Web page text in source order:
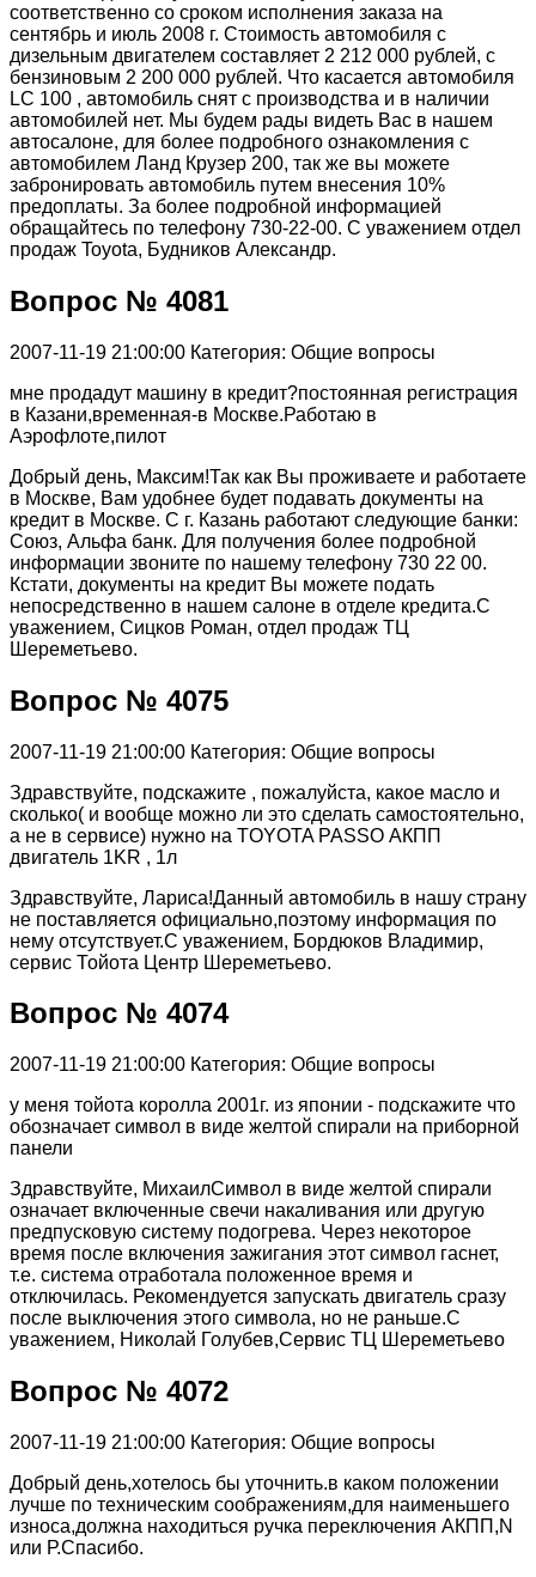
соответственно со сроком исполнения заказа на
сентябрь и июль 2008 г. Стоимость автомобиля с
дизельным двигателем составляет 2 212 000 рублей, с
бензиновым 2 200 000 рублей. Что касается автомобиля
LC 100 , автомобиль снят с производства и в наличии
автомобилей нет. Мы будем рады видеть Вас в нашем
автосалоне, для более подробного ознакомления с
автомобилем Ланд Крузер 200, так же вы можете
забронировать автомобиль путем внесения 10%
предоплаты. За более подробной информацией
обращайтесь по телефону 730-22-00. С уважением отдел
продаж Toyota, Будников Александр.
Вопрос № 4081
2007-11-19 21:00:00 Категория: Общие вопросы
мне продадут машину в кредит?постоянная регистрация
в Казани,временная-в Москве.Работаю в
Аэрофлоте,пилот
Добрый день, Максим!Так как Вы проживаете и работаете
в Москве, Вам удобнее будет подавать документы на
кредит в Москве. С г. Казань работают следующие банки:
Союз, Альфа банк. Для получения более подробной
информации звоните по нашему телефону 730 22 00.
Кстати, документы на кредит Вы можете подать
непосредственно в нашем салоне в отделе кредита.С
уважением, Сицков Роман, отдел продаж ТЦ
Шереметьево.
Вопрос № 4075
2007-11-19 21:00:00 Категория: Общие вопросы
Здравствуйте, подскажите , пожалуйста, какое масло и
сколько( и вообще можно ли это сделать самостоятельно,
а не в сервисе) нужно на TOYOTA PASSO АКПП
двигатель 1KR , 1л
Здравствуйте, Лариса!Данный автомобиль в нашу страну
не поставляется официально,поэтому информация по
нему отсутствует.С уважением, Бордюков Владимир,
сервис Тойота Центр Шереметьево.
Вопрос № 4074
2007-11-19 21:00:00 Категория: Общие вопросы
у меня тойота королла 2001г. из японии - подскажите что
обозначает символ в виде желтой спирали на приборной
панели
Здравствуйте, МихаилСимвол в виде желтой спирали
означает включенные свечи накаливания или другую
предпусковую систему подогрева. Через некоторое
время после включения зажигания этот символ гаснет,
т.е. система отработала положенное время и
отключилась. Рекомендуется запускать двигатель сразу
после выключения этого символа, но не раньше.С
уважением, Николай Голубев,Сервис ТЦ Шереметьево
Вопрос № 4072
2007-11-19 21:00:00 Категория: Общие вопросы
Добрый день,хотелось бы уточнить.в каком положении
лучше по техническим соображениям,для наименьшего
износа,должна находиться ручка переключения АКПП,N
или Р.Спасибо.